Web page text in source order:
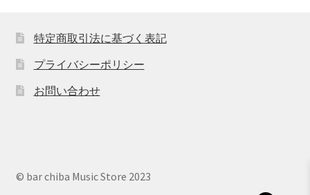
特定商取引法に基づく表記
プライバシーポリシー
お問い合わせ
© bar chiba Music Store 2023